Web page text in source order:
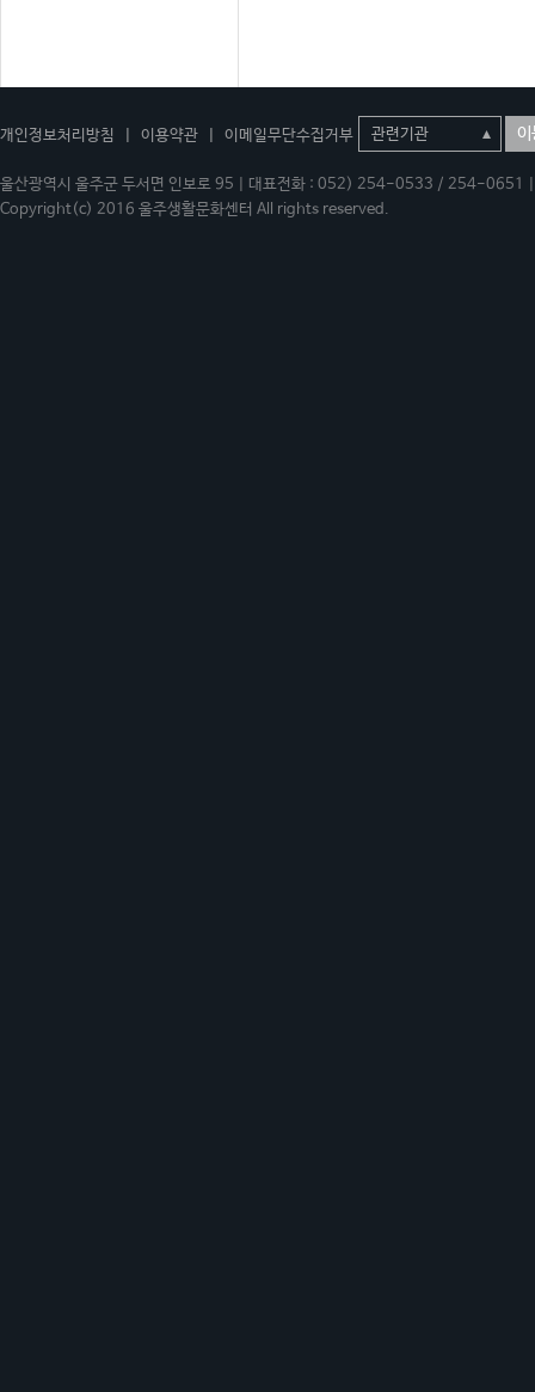
개인정보처리방침 이용약관 이메일무단수집거부 이
울산광역시 울주군 두서면 인보로 95 | 대표전화 : 052) 254-0533 / 254-
Copyright(c) 2016 울주생활문화센터 All rights reserved.